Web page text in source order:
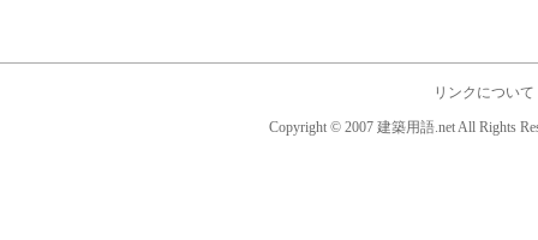
リンクについて
Copyright © 2007 建築用語.net All Rights